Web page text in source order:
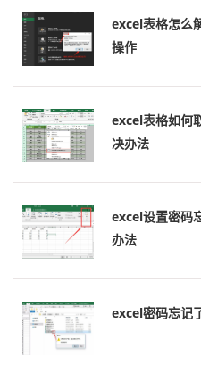
excel表格怎么
操作
excel表格如何
决办法
excel设置密码
办法
excel密码忘记